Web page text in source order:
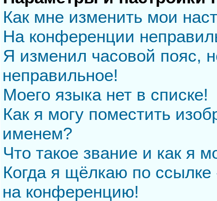
Как мне изменить мои
На конференции
Я изменил часовой пояс,
неправильное!
Моего языка нет в списке!
Как я могу поместить
именем?
Что такое звание и как я
Когда я щёлкаю по
на конференцию!